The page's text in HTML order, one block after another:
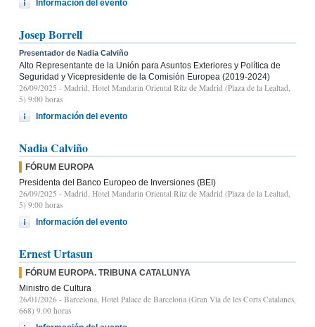
Información del evento
Josep Borrell
Presentador de Nadia Calviño
Alto Representante de la Unión para Asuntos Exteriores y Política de
Seguridad y Vicepresidente de la Comisión Europea (2019-2024)
26/09/2025 - Madrid, Hotel Mandarin Oriental Ritz de Madrid (Plaza de la Lealtad,
5) 9:00 horas
Información del evento
Nadia Calviño
FÓRUM EUROPA
Presidenta del Banco Europeo de Inversiones (BEI)
26/09/2025 - Madrid, Hotel Mandarin Oriental Ritz de Madrid (Plaza de la Lealtad,
5) 9:00 horas
Información del evento
Ernest Urtasun
FÓRUM EUROPA. TRIBUNA CATALUNYA
Ministro de Cultura
26/01/2026 - Barcelona, Hotel Palace de Barcelona (Gran Vía de les Corts Catalanes,
668) 9.00 horas